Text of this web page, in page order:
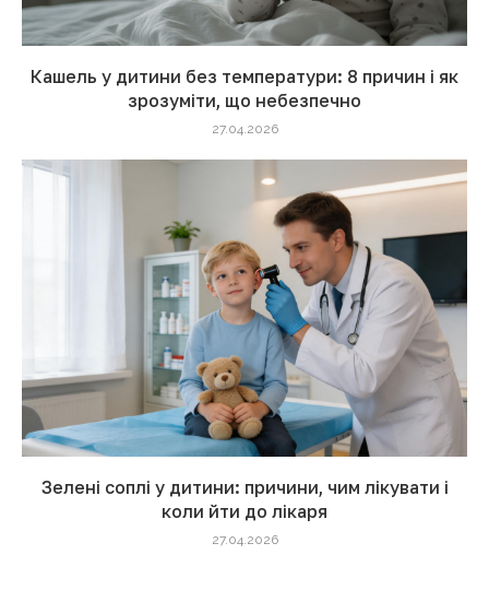
Кашель у дитини без температури: 8 причин і як
зрозуміти, що небезпечно
27.04.2026
Зелені соплі у дитини: причини, чим лікувати і
коли йти до лікаря
27.04.2026